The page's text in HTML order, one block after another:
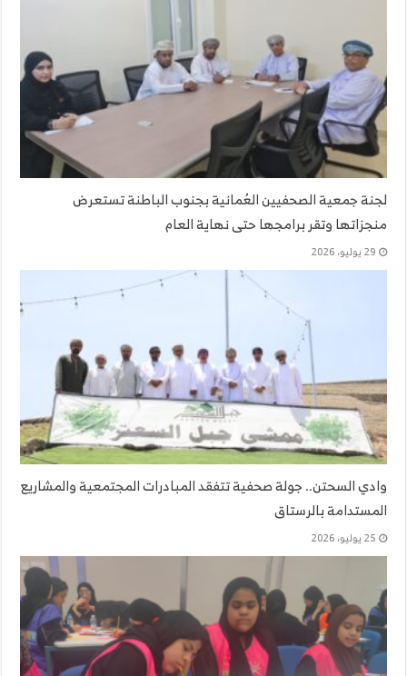
لجنة جمعية الصحفيين العُمانية بجنوب الباطنة تستعرض
منجزاتها وتقر برامجها حتى نهاية العام
29 يوليو، 2026
وادي السحتن.. جولة صحفية تتفقد المبادرات المجتمعية والمشاريع
المستدامة بالرستاق
25 يوليو، 2026